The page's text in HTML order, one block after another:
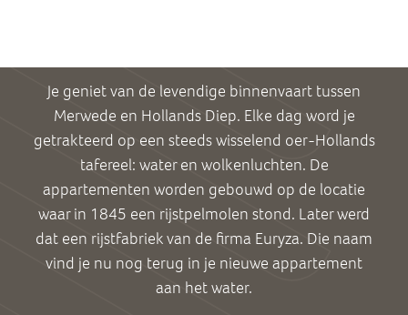
Je geniet van de levendige binnenvaart tussen
Merwede en Hollands Diep. Elke dag word je
getrakteerd op een steeds wisselend oer-Hollands
tafereel: water en wolkenluchten. De
appartementen worden gebouwd op de locatie
waar in 1845 een rijstpelmolen stond. Later werd
dat een rijstfabriek van de firma Euryza. Die naam
vind je nu nog terug in je nieuwe appartement
aan het water.